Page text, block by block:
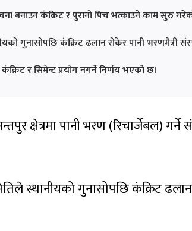
बनाउन कंक्रिट र पुरानो पिच भत्काउने काम सुरु
गुनासोपछि कंक्रिट ढलान रोकेर पानी भरणमैत्री
र सिमेन्ट प्रयोग नगर्ने निर्णय भएको छ।
क्षेत्रमा पानी भरण (रिचार्जेबल)
स्थानीयको गुनासोपछि कंक्रिट ढलान